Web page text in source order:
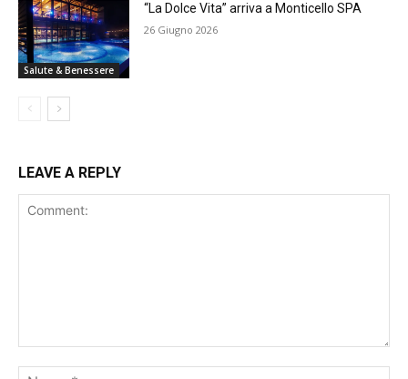
Salute & Benessere
“La Dolce Vita” arriva a Monticello SPA
26 Giugno 2026
LEAVE A REPLY